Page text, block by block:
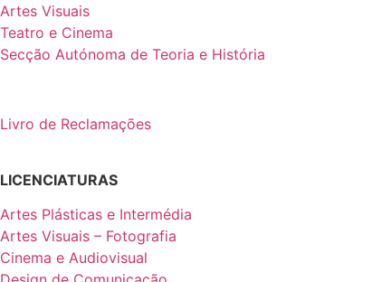
Artes Visuais
Teatro e Cinema
Secção Autónoma de Teoria e História
Livro de Reclamações
LICENCIATURAS
Artes Plásticas e Intermédia
Artes Visuais – Fotografia
Cinema e Audiovisual